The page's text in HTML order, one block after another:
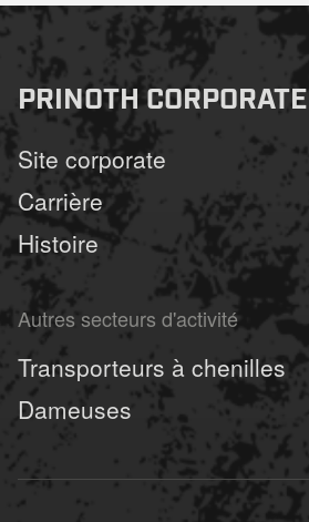
PRINOTH CORPORATE
Site corporate
Carrière
Histoire
Autres secteurs d'activité
Transporteurs à chenilles
Dameuses